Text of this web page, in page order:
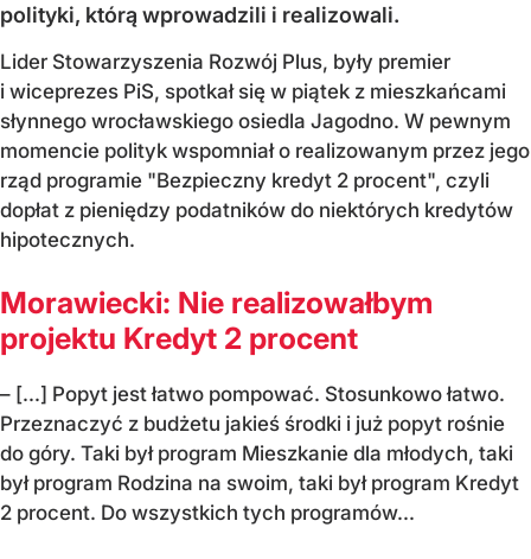
polityki, którą wprowadzili i realizowali.
Lider Stowarzyszenia Rozwój Plus, były premier
i wiceprezes PiS, spotkał się w piątek z mieszkańcami
słynnego wrocławskiego osiedla Jagodno. W pewnym
momencie polityk wspomniał o realizowanym przez jego
rząd programie "Bezpieczny kredyt 2 procent", czyli
dopłat z pieniędzy podatników do niektórych kredytów
hipotecznych.
Morawiecki: Nie realizowałbym
projektu Kredyt 2 procent
– [...] Popyt jest łatwo pompować. Stosunkowo łatwo.
Przeznaczyć z budżetu jakieś środki i już popyt rośnie
do góry. Taki był program Mieszkanie dla młodych, taki
był program Rodzina na swoim, taki był program Kredyt
2 procent. Do wszystkich tych programów...